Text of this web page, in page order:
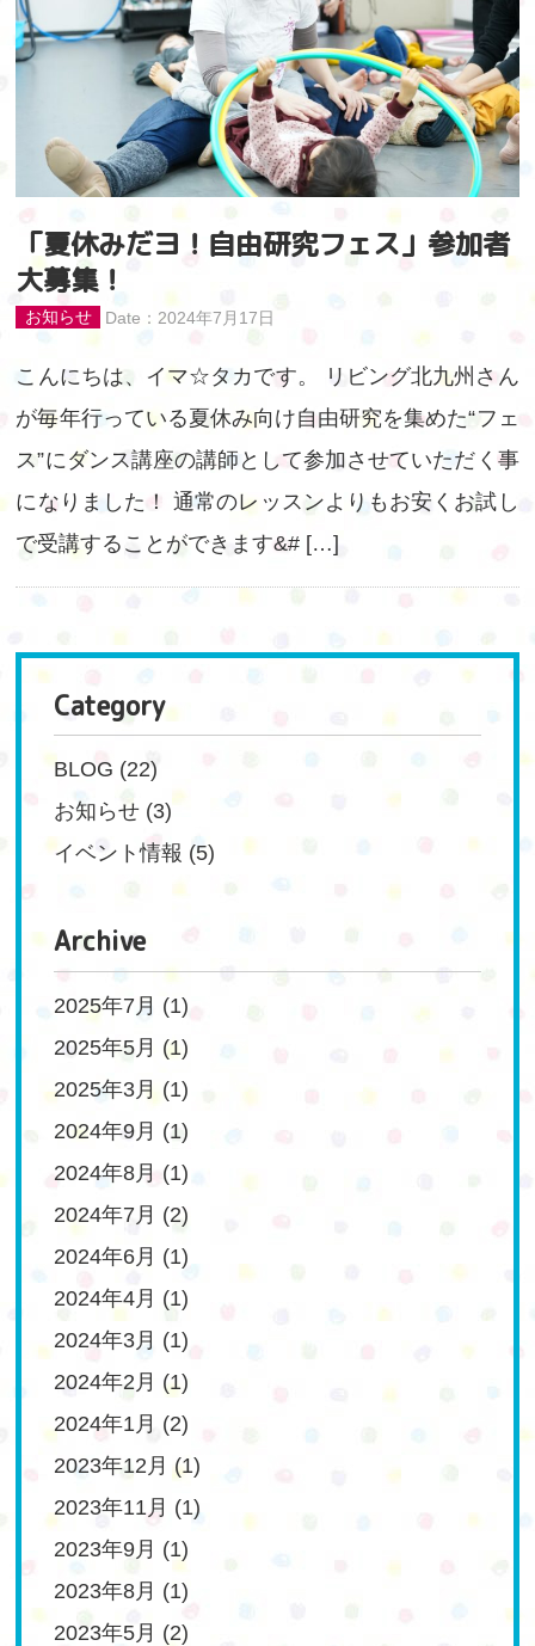
「夏休みだヨ！自由研究フェス」参加者
大募集！
お知らせ Date：2024年7月17日
こんにちは、イマ☆タカです。 リビング北九州さん
が毎年行っている夏休み向け自由研究を集めた“フェ
ス”にダンス講座の講師として参加させていただく事
になりました！ 通常のレッスンよりもお安くお試し
で受講することができます&# […]
Category
BLOG (22)
お知らせ (3)
イベント情報 (5)
Archive
2025年7月 (1)
2025年5月 (1)
2025年3月 (1)
2024年9月 (1)
2024年8月 (1)
2024年7月 (2)
2024年6月 (1)
2024年4月 (1)
2024年3月 (1)
2024年2月 (1)
2024年1月 (2)
2023年12月 (1)
2023年11月 (1)
2023年9月 (1)
2023年8月 (1)
2023年5月 (2)